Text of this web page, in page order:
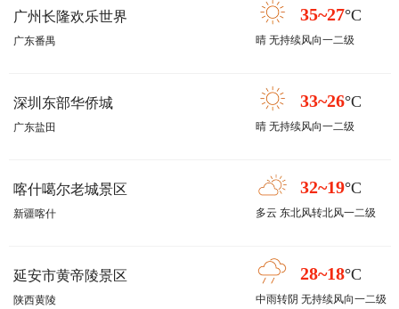
广州长隆欢乐世界
广东番禺
35~27°C
晴 无持续风向一二级
深圳东部华侨城
广东盐田
33~26°C
晴 无持续风向一二级
喀什噶尔老城景区
新疆喀什
32~19°C
多云 东北风转北风一二级
延安市黄帝陵景区
陕西黄陵
28~18°C
中雨转阴 无持续风向一二级